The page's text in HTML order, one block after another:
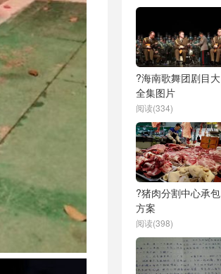
?海南歌舞团剧目大
全集图片
阅读(334)
?猪肉分割中心承包
方案
阅读(398)